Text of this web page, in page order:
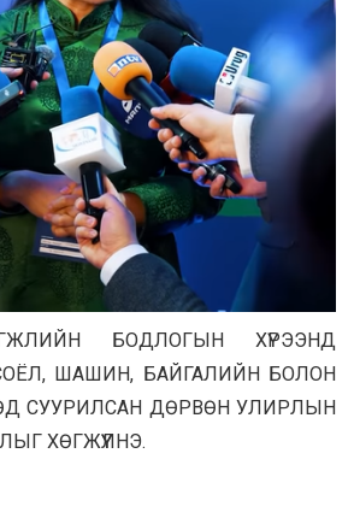
БОДЛОГЫН ХҮРЭЭНД
ШАШИН, БАЙГАЛИЙН БОЛОН
СУУРИЛСАН ДӨРВӨН УЛИРЛЫН
ХӨГЖҮҮЛНЭ.